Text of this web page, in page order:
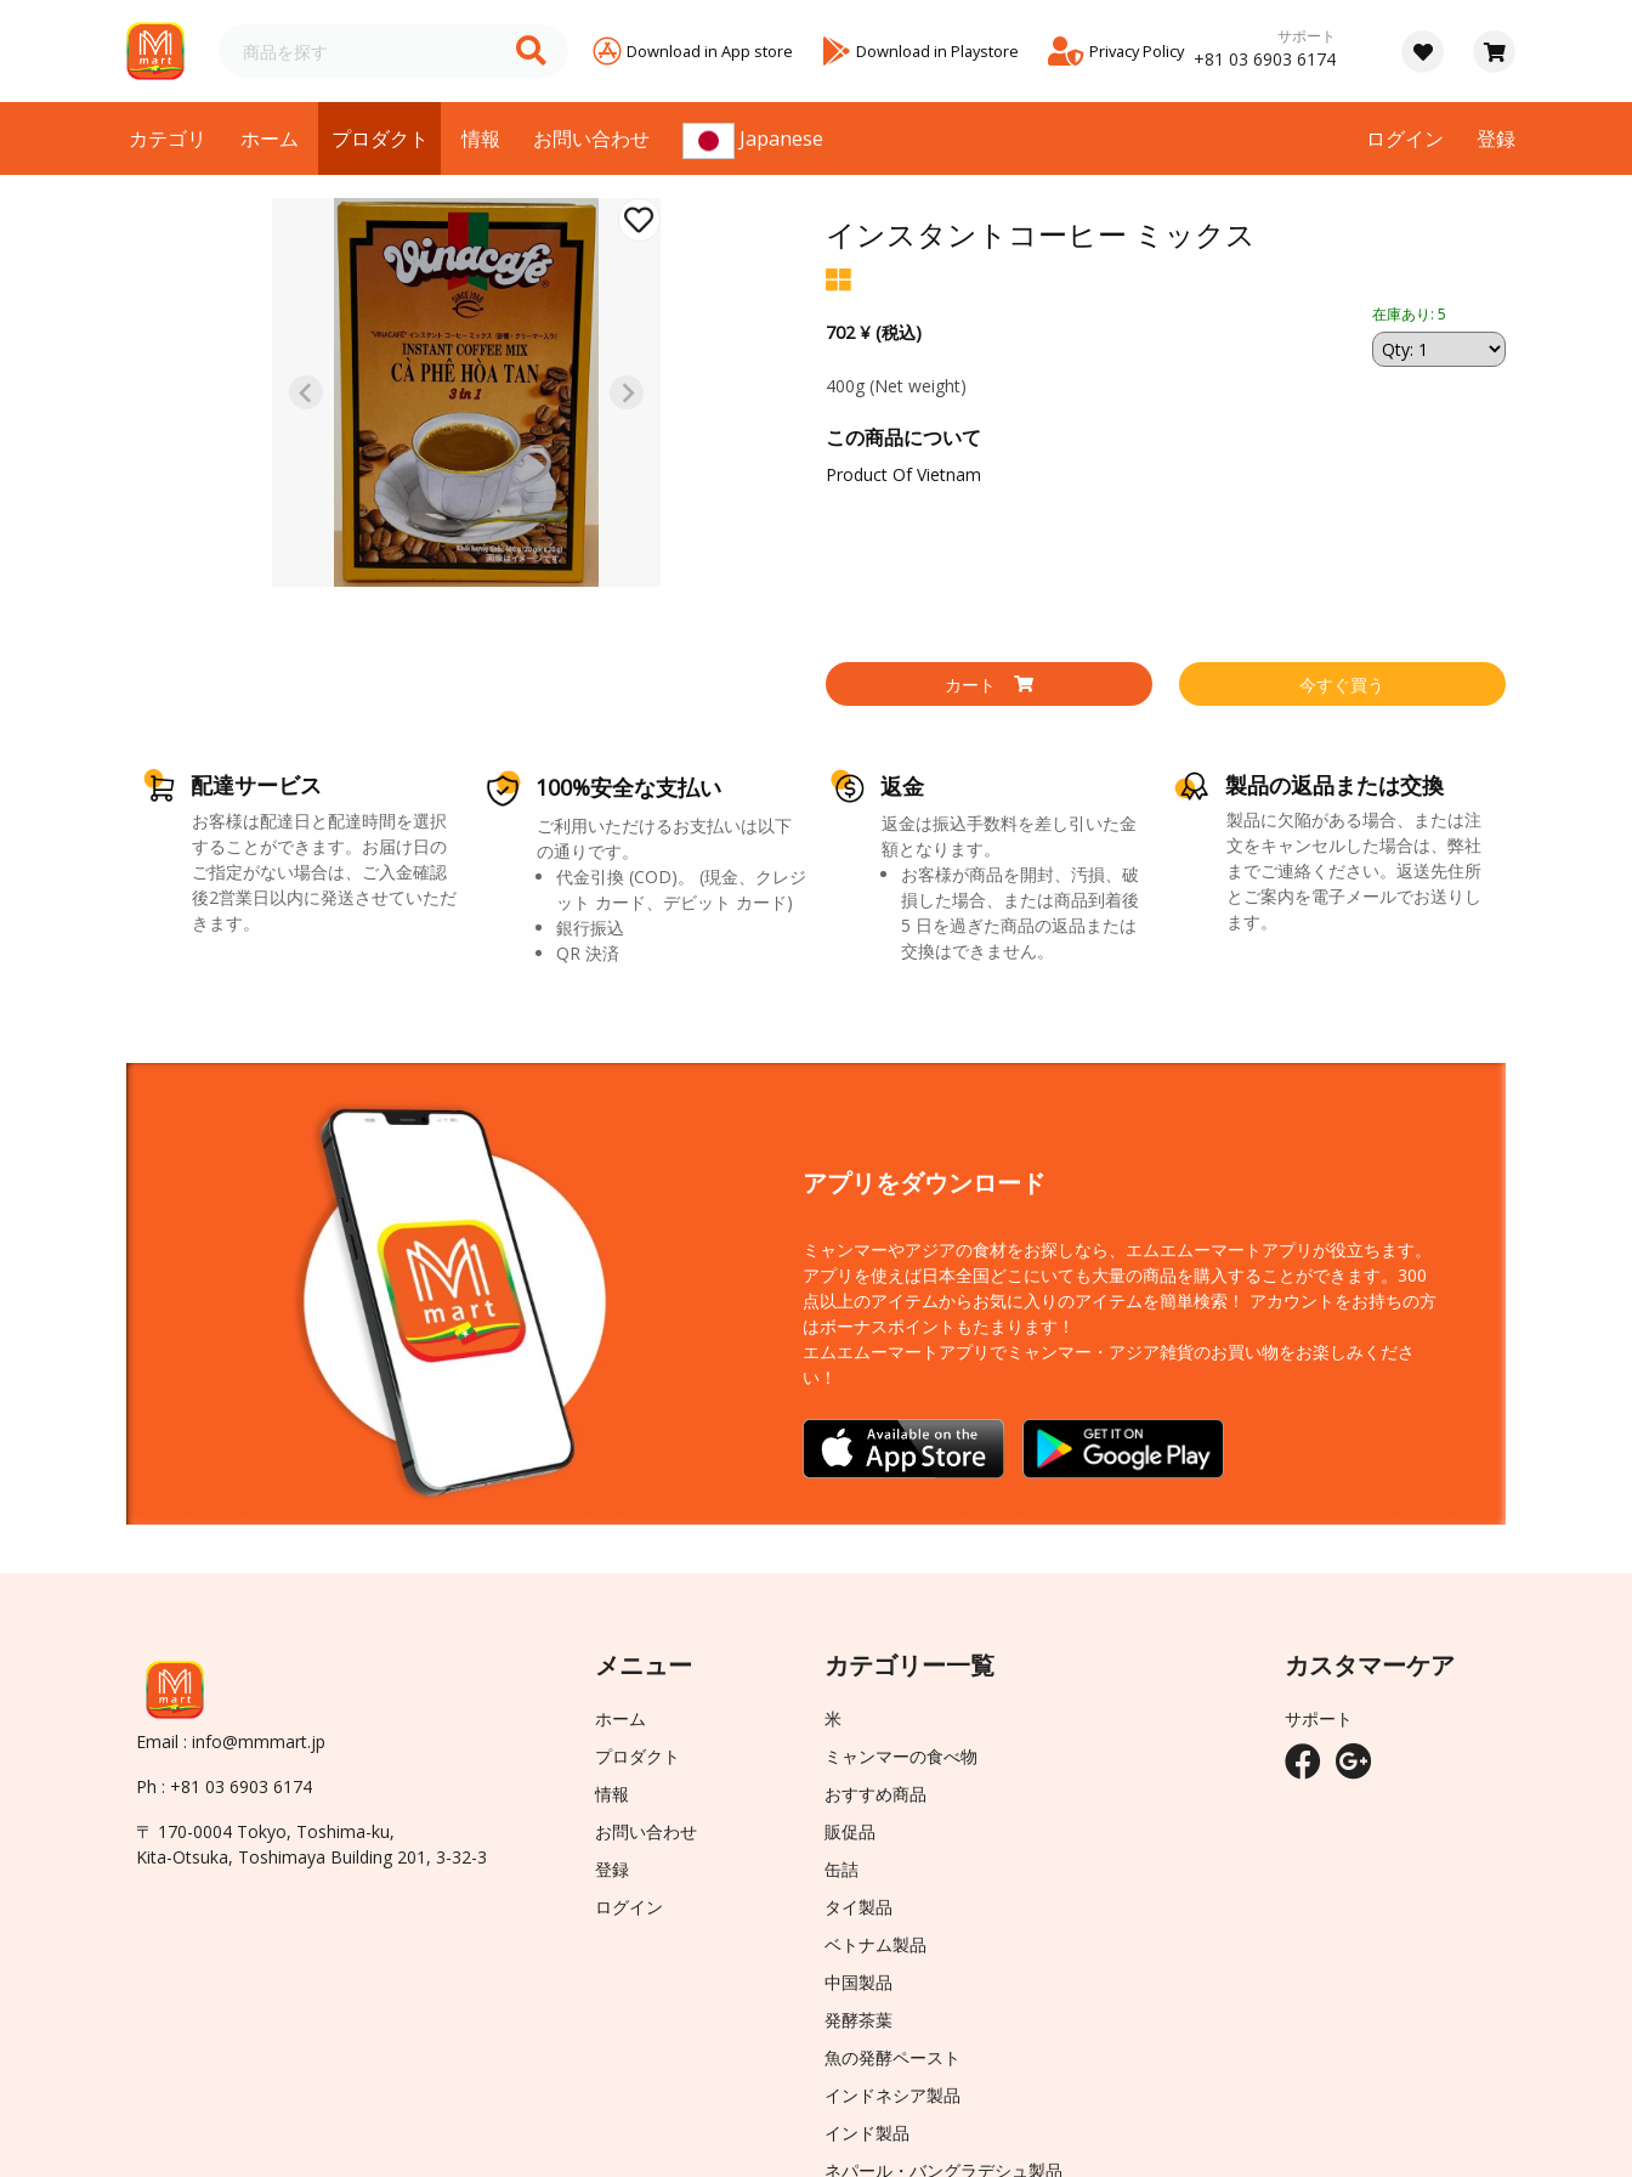
Download in App store Download in Playstore Privacy Policy
サポート
+81 03 6903 6174
カテゴリ ホーム プロダクト 情報 お問い合わせ Japanese ログイン 登録
インスタントコーヒー ミックス
702 ¥ (税込)
在庫あり: 5
400g (Net weight)
この商品について
Product Of Vietnam
カート 今すぐ買う
配達サービス
お客様は配達日と配達時間を選択
することができます。お届け日の
ご指定がない場合は、ご入金確認
後2営業日以内に発送させていただ
きます。
100%安全な支払い
ご利用いただけるお支払いは以下
の通りです。
代金引換 (COD)。 (現金、クレジ
ット カード、デビット カード)
銀行振込
QR 決済
返金
返金は振込手数料を差し引いた金
額となります。
お客様が商品を開封、汚損、破
損した場合、または商品到着後
5 日を過ぎた商品の返品または
交換はできません。
製品の返品または交換
製品に欠陥がある場合、または注
文をキャンセルした場合は、弊社
までご連絡ください。返送先住所
とご案内を電子メールでお送りし
ます。
アプリをダウンロード
ミャンマーやアジアの食材をお探しなら、エムエムーマートアプリが役立ちます。
アプリを使えば日本全国どこにいても大量の商品を購入することができます。300
点以上のアイテムからお気に入りのアイテムを簡単検索！ アカウントをお持ちの方
はボーナスポイントもたまります！
エムエムーマートアプリでミャンマー・アジア雑貨のお買い物をお楽しみくださ
い！
Email : info@mmmart.jp
Ph : +81 03 6903 6174
〒 170-0004 Tokyo, Toshima-ku,
Kita-Otsuka, Toshimaya Building 201, 3-32-3
メニュー
ホーム
プロダクト
情報
お問い合わせ
登録
ログイン
カテゴリー一覧
米
ミャンマーの食べ物
おすすめ商品
販促品
缶詰
タイ製品
ベトナム製品
中国製品
発酵茶葉
魚の発酵ペースト
インドネシア製品
インド製品
ネパール・バングラデシュ製品
カスタマーケア
サポート